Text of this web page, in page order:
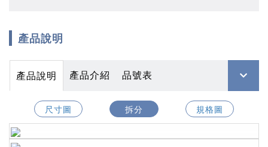
產品說明
產品說明 產品介紹 品號表
尺寸圖 拆分 規格圖